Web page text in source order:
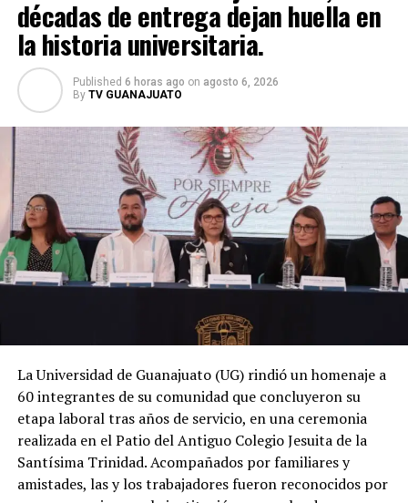
décadas de entrega dejan huella en
la historia universitaria.
Published 6 horas ago on agosto 6, 2026
By TV GUANAJUATO
La Universidad de Guanajuato (UG) rindió un homenaje a
60 integrantes de su comunidad que concluyeron su
etapa laboral tras años de servicio, en una ceremonia
realizada en el Patio del Antiguo Colegio Jesuita de la
Santísima Trinidad. Acompañados por familiares y
amistades, las y los trabajadores fueron reconocidos por